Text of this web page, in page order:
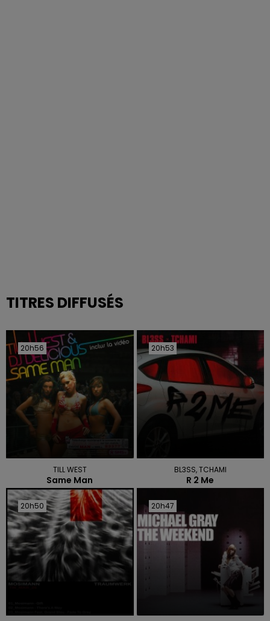
TITRES DIFFUSÉS
20h56
20h56
TILL WEST
Same Man
20h53
20h53
BL3SS, TCHAMI
R 2 Me
20h50
20h50 20h47
20h47